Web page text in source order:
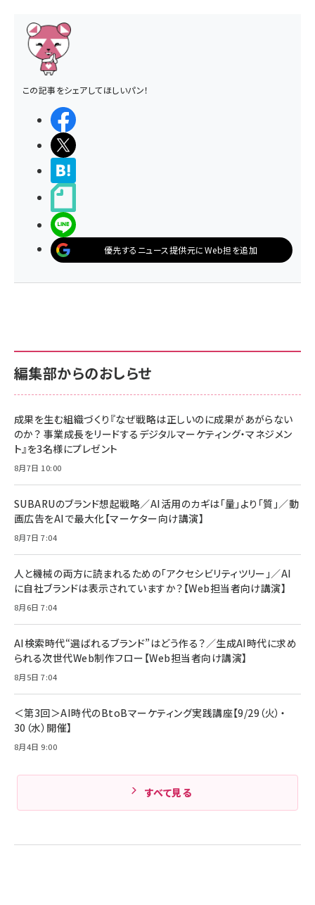
この記事をシェアしてほしいパン！
優先するニュース提供元にWeb担を追加
編集部からのおしらせ
成果を生む組織づくり『なぜ戦略は正しいのに成果があがらない
のか？ 事業成長をリードするデジタルマーケティング・マネジメン
ト』を3名様にプレゼント
8月7日 10:00
SUBARUのブランド想起戦略／AI活用のカギは「量」より「質」／動
画広告をAIで最大化【マーケター向け講演】
8月7日 7:04
人と機械の両方に読まれるための「アクセシビリティツリー」／AI
に自社ブランドは表示されていますか？【Web担当者向け講演】
8月6日 7:04
AI検索時代“選ばれるブランド”はどう作る？／生成AI時代に求め
られる次世代Web制作フロー【Web担当者向け講演】
8月5日 7:04
＜第3回＞AI時代のBtoBマーケティング実践講座【9/29（火）・
30（水）開催】
8月4日 9:00
すべて見る